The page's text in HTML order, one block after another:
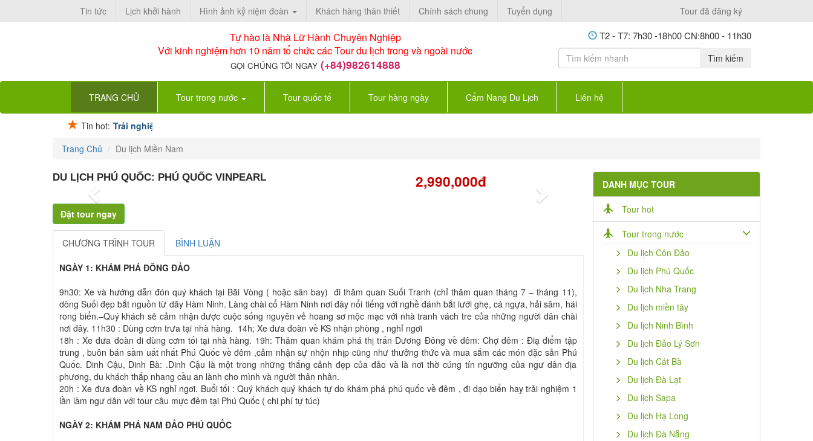
Tin tức Lịch khởi hành Hình ảnh kỷ niệm đoàn Khách hàng thân thiết Chính sách chung Tuyển dụng Tour đã đăng ký
Tự hào là Nhà Lữ Hành Chuyên Nghiệp
Với kinh nghiệm hơn 10 năm tổ chức các Tour du lịch trong và ngoài nước
GỌI CHÚNG TÔI NGAY(+84)982614888
T2 - T7: 7h30 -18h00 CN:8h00 - 11h30
Tìm kiếm
TRANG CHỦ Tour trong nước Tour quốc tế Tour hàng ngày Cẩm Nang Du Lịch Liên hệ
Tin hot: Trải nghiệm xe buýt
Trang Chủ
Du lịch Miền Nam
DU LỊCH PHÚ QUỐC: PHÚ QUỐC VINPEARL 2,990,000đ
Previous Next
CHƯƠNG TRÌNH TOUR BÌNH LUẬN
NGÀY 1: KHÁM PHÁ ĐÔNG ĐẢO
9h30: Xe và hướng dẫn đón quý khách tại Bãi Vòng ( hoặc sân bay) đi thăm quan Suối Tranh (chỉ thăm quan tháng 7 – tháng 11),
dòng Suối đẹp bắt nguồn từ dãy Hàm Ninh. Làng chài cổ Hàm Ninh nơi đây nổi tiếng với nghề đánh bắt lưới ghẹ, cá ngựa, hải sâm, hái
rong biển.–Quý khách sẽ cảm nhận được cuộc sống nguyên vẻ hoang sơ mộc mạc với nhà tranh vách tre của những người dân chài
nơi đây. 11h30 : Dùng cơm trưa tại nhà hàng. 14h; Xe đưa đoàn về KS nhận phòng , nghỉ ngơi
18h : Xe đưa đoàn đi dùng cơm tối tại nhà hàng. 19h: Thăm quan khám phá thị trấn Dương Đông về đêm: Chợ đêm : Điạ điểm tập
trung , buôn bán sầm uất nhất Phú Quốc về đêm ,cảm nhận sự nhộn nhịp cũng như thưởng thức và mua sắm các món đặc sản Phú
Quốc. Dinh Cậu, Dinh Bà: .Dinh Cậu là một trong những thắng cảnh đẹp của đảo và là nơi thờ cúng tín ngưỡng của ngư dân địa
phương, du khách thắp nhang cầu an lành cho mình và người thân nhân.
20h : Xe đưa đoàn về KS nghỉ ngơi. Buổi tối : Quý khách quý khách tự do khám phá phú quốc về đêm , đi dạo biển hay trải nghiệm 1
lần làm ngư dân với tour câu mực đêm tại Phú Quốc ( chi phí tự túc)
NGÀY 2: KHÁM PHÁ NAM ĐẢO PHÚ QUỐC
DANH MỤC TOUR
Tour hot
Tour trong nước
Du lịch Côn Đảo
Du lịch Phú Quốc
Du lịch Nha Trang
Du lịch miền tây
Du lịch Ninh Bình
Du lịch Đảo Lý Sơn
Du lịch Cát Bà
Du lịch Đà Lạt
Du lịch Sapa
Du lịch Hạ Long
Du lịch Đà Nẵng